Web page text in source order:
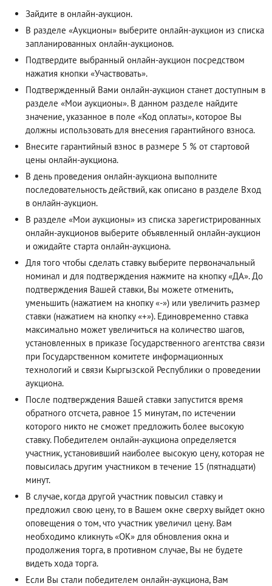
Зайдите в онлайн-аукцион.
В разделе «Аукционы» выберите онлайн-аукцион из списка
запланированных онлайн-аукционов.
Подтвердите выбранный онлайн-аукцион посредством
нажатия кнопки «Участвовать».
Подтвержденный Вами онлайн-аукцион станет доступным в
разделе «Мои аукционы». В данном разделе найдите
значение, указанное в поле «Код оплаты», которое Вы
должны использовать для внесения гарантийного взноса.
Внесите гарантийный взнос в размере 5 % от стартовой
цены онлайн-аукциона.
В день проведения онлайн-аукциона выполните
последовательность действий, как описано в разделе Вход
в онлайн-аукцион.
В разделе «Мои аукционы» из списка зарегистрированных
онлайн-аукционов выберите объявленный онлайн-аукцион
и ожидайте старта онлайн-аукциона.
Для того чтобы сделать ставку выберите первоначальный
номинал и для подтверждения нажмите на кнопку «ДА». До
подтверждения Вашей ставки, Вы можете отменить,
уменьшить (нажатием на кнопку «-») или увеличить размер
ставки (нажатием на кнопку «+»). Единовременно ставка
максимально может увеличиться на количество шагов,
установленных в приказе Государственного агентства связи
при Государственном комитете информационных
технологий и связи Кыргызской Республики о проведении
аукциона.
После подтверждения Вашей ставки запустится время
обратного отсчета, равное 15 минутам, по истечении
которого никто не сможет предложить более высокую
ставку. Победителем онлайн-аукциона определяется
участник, установивший наиболее высокую цену, которая не
повысилась другим участником в течение 15 (пятнадцати)
минут.
В случае, когда другой участник повысил ставку и
предложил свою цену, то в Вашем окне сверху выйдет окно
оповещения о том, что участник увеличил цену. Вам
необходимо кликнуть «ОК» для обновления окна и
продолжения торга, в противном случае, Вы не будете
видеть хода торга.
Если Вы стали победителем онлайн-аукциона, Вам